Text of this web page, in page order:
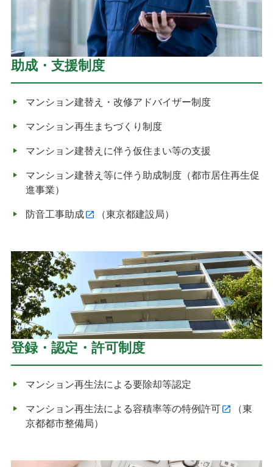
助成・支援制度
マンション建替え・改修アドバイザー制度
マンション再生まちづくり制度
マンション建替えに伴う仮住まい等の支援
マンション建替え等に伴う助成制度（都市居住再生促
進事業）
防音工事助成 （東京都建設局）
登録・認定・許可制度
マンション再生法による要除却等認定
マンション再生法による容積率等の特例許可
（東
京都都市整備局）